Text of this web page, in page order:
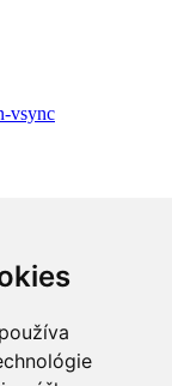
vsync